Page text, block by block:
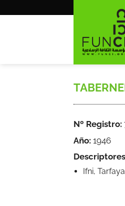
Nº Registro:
Año: 1946
Ifni,